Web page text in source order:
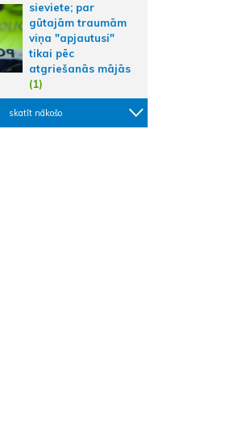
sieviete; par
gūtajām traumām
viņa "apjautusi"
tikai pēc
atgriešanās mājās
(1)
skatīt nākošo